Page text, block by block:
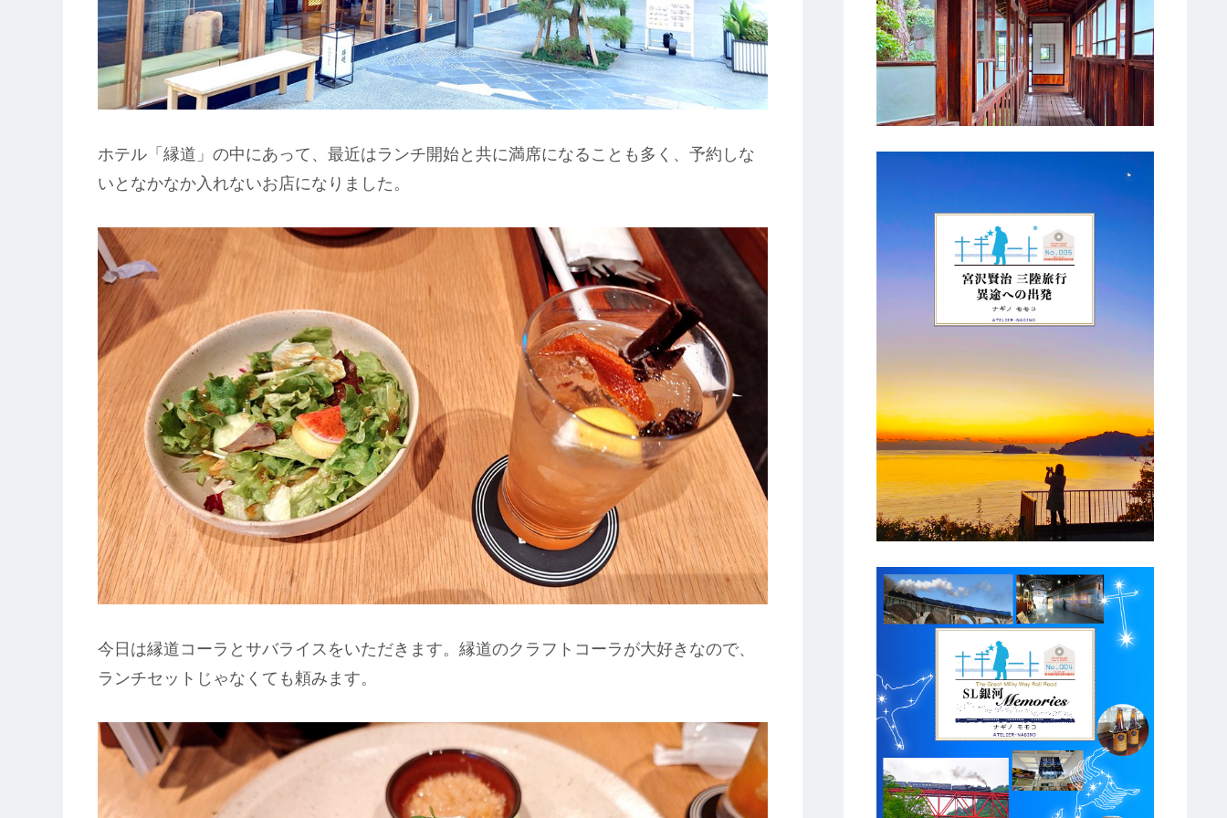
ホテル「縁道」の中にあって、最近はランチ開始と共に満席になることも多く、予約しな
いとなかなか入れないお店になりました。
今日は縁道コーラとサバライスをいただきます。縁道のクラフトコーラが大好きなので、
ランチセットじゃなくても頼みます。